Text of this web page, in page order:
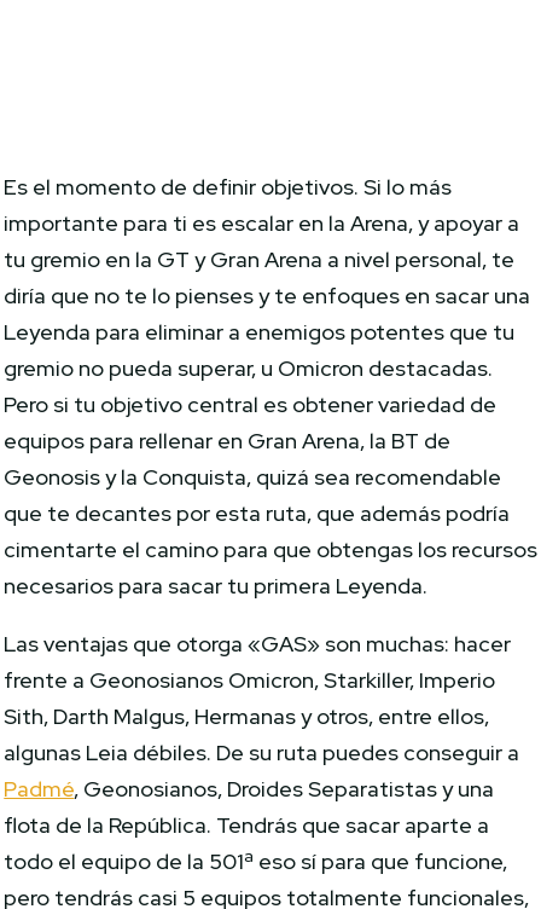
Es el momento de definir objetivos. Si lo más
importante para ti es escalar en la Arena, y apoyar a
tu gremio en la GT y Gran Arena a nivel personal, te
diría que no te lo pienses y te enfoques en sacar una
Leyenda para eliminar a enemigos potentes que tu
gremio no pueda superar, u Omicron destacadas.
Pero si tu objetivo central es obtener variedad de
equipos para rellenar en Gran Arena, la BT de
Geonosis y la Conquista, quizá sea recomendable
que te decantes por esta ruta, que además podría
cimentarte el camino para que obtengas los recursos
necesarios para sacar tu primera Leyenda.
Las ventajas que otorga «GAS» son muchas: hacer
frente a Geonosianos Omicron, Starkiller, Imperio
Sith, Darth Malgus, Hermanas y otros, entre ellos,
algunas Leia débiles. De su ruta puedes conseguir a
Padmé, Geonosianos, Droides Separatistas y una
flota de la República. Tendrás que sacar aparte a
todo el equipo de la 501ª eso sí para que funcione,
pero tendrás casi 5 equipos totalmente funcionales,